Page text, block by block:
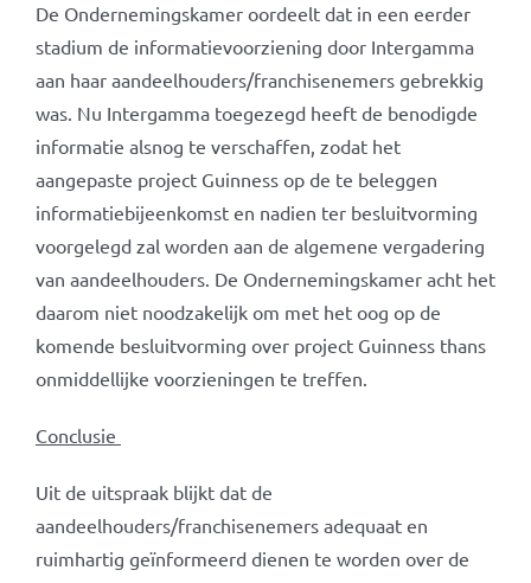
De Ondernemingskamer oordeelt dat in een eerder
stadium de informatievoorziening door Intergamma
aan haar aandeelhouders/franchisenemers gebrekkig
was. Nu Intergamma toegezegd heeft de benodigde
informatie alsnog te verschaffen, zodat het
aangepaste project Guinness op de te beleggen
informatiebijeenkomst en nadien ter besluitvorming
voorgelegd zal worden aan de algemene vergadering
van aandeelhouders. De Ondernemingskamer acht het
daarom niet noodzakelijk om met het oog op de
komende besluitvorming over project Guinness thans
onmiddellijke voorzieningen te treffen.
Conclusie
Uit de uitspraak blijkt dat de
aandeelhouders/franchisenemers adequaat en
ruimhartig geïnformeerd dienen te worden over de